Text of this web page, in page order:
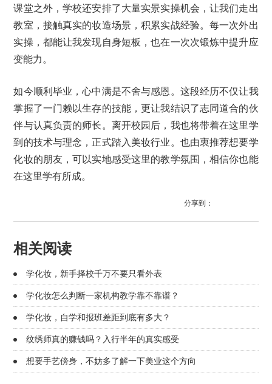
课堂之外，学校还安排了大量实景实操机会，让我们走出
教室，接触真实的妆造场景，积累实战经验。每一次外出
实操，都能让我发现自身短板，也在一次次锻炼中提升应
变能力。
如今顺利毕业，心中满是不舍与感恩。这段经历不仅让我
掌握了一门赖以生存的技能，更让我结识了志同道合的伙
伴与认真负责的师长。离开校园后，我也将带着在这里学
到的技术与理念，正式踏入美妆行业。也由衷推荐想要学
化妆的朋友，可以实地感受这里的教学氛围，相信你也能
在这里学有所成。
分享到：
相关阅读
学化妆，新手择校千万不要只看外表
学化妆怎么判断一家机构教学靠不靠谱？
学化妆，自学和报班差距到底有多大？
纹绣师真的赚钱吗？入行半年的真实感受
想要手艺傍身，不妨多了解一下美业这个方向